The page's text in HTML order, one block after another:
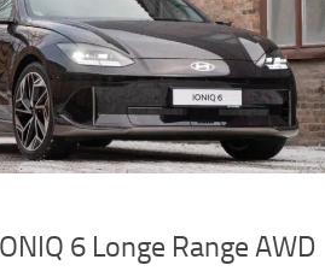
6 Longe Range AWD